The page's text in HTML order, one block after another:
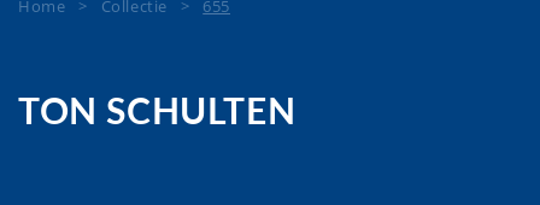
Home > Collectie > 655
TON SCHULTEN